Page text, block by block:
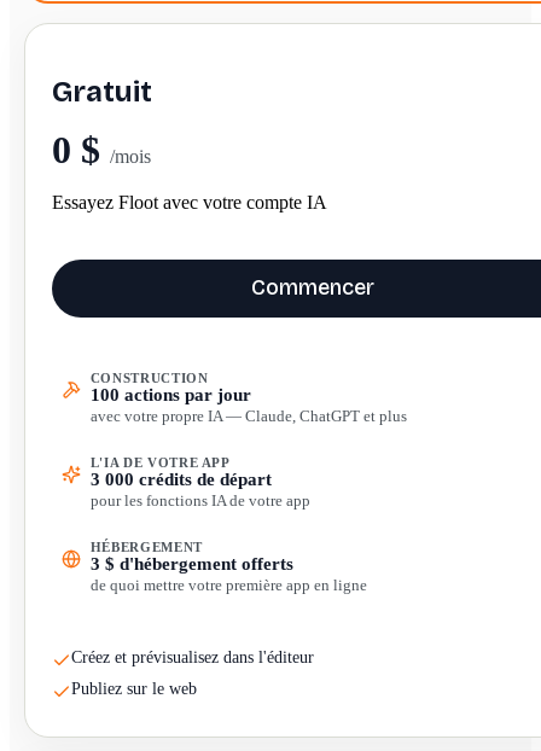
Gratuit
0 $ /mois
Essayez Floot avec votre compte IA
Commencer
CONSTRUCTION
100 actions par jour
avec votre propre IA — Claude, ChatGPT et plus
L'IA DE VOTRE APP
3 000 crédits de départ
pour les fonctions IA de votre app
HÉBERGEMENT
3 $ d'hébergement offerts
de quoi mettre votre première app en ligne
Créez et prévisualisez dans l'éditeur
Publiez sur le web